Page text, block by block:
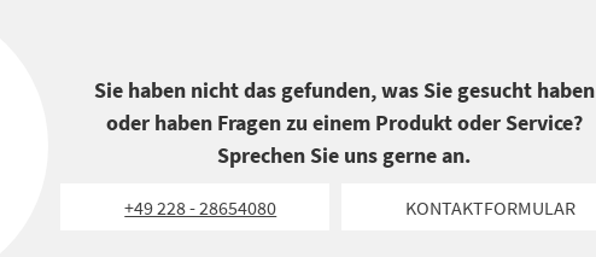
Sie haben nicht das gefunden, was Sie gesucht haben
oder haben Fragen zu einem Produkt oder Service?
Sprechen Sie uns gerne an.
+49 228 - 28654080 KONTAKTFORMULAR